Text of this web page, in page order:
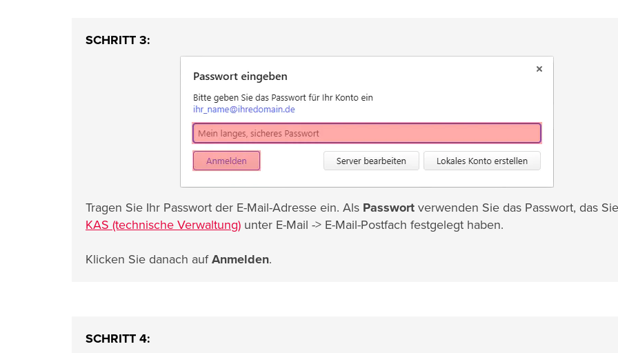
SCHRITT 3:
Tragen Sie Ihr Passwort der E-Mail-Adresse ein. Als Passwort verwenden Sie das Passwort, das
KAS (technische Verwaltung) unter E-Mail -> E-Mail-Postfach festgelegt haben.
Klicken Sie danach aufAnmelden.
SCHRITT 4: